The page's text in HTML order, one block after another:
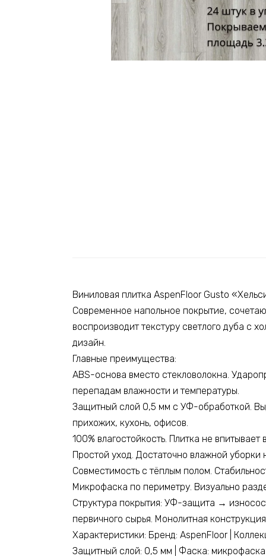
Виниловая плитка AspenFloor Gusto
Современное напольное покрытие,
воспроизводит текстуру светлого дуба с
дизайн.
Главные преимущества:
ABS-основа вместо стекловолокна.
перепадам влажности и температуры.
Защитный слой 0,5 мм с УФ-обработкой.
прихожих, кухонь, офисов.
100% влагостойкость. Плитка не
Простой уход. Достаточно влажной
Совместимость с тёплым полом.
Микрофаска по периметру. Визуально
Структура покрытия: УФ-защита →
первичного сырья. Монолитная
Характеристики: Бренд: AspenFloor |
Защитный слой: 0,5 мм | Фаска: микрофаска